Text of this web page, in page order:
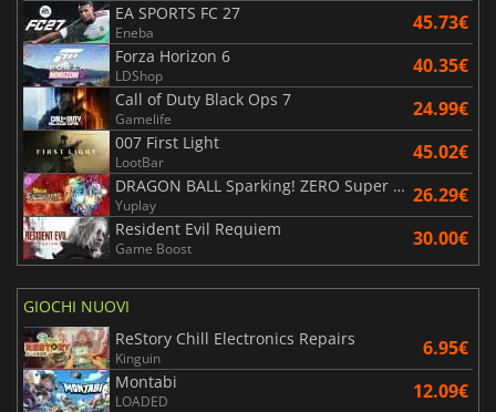
EA SPORTS FC 27
Eneba 45.73€
Forza Horizon 6
LDShop 40.35€
Call of Duty Black Ops 7
Gamelife 24.99€
007 First Light
LootBar 45.02€
DRAGON BALL Sparking! ZERO Super Limit Breaking NEO
Yuplay 26.29€
Resident Evil Requiem
Game Boost 30.00€
GIOCHI NUOVI
ReStory Chill Electronics Repairs
Kinguin 6.95€
Montabi
LOADED 12.09€